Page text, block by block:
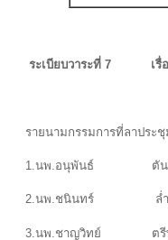
ระเบียบวาระที่ 7 เรื่อ
รายนามกรรมการที่ลาประชุ
1.นพ.อนุพันธ์
2.นพ.ชนินท
3.นพ.ชาญวิทย์